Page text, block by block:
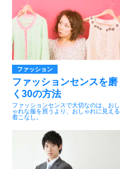
ファッション
ファッションセンスを磨
く30の方法
ファッションセンスで大切なのは、おし
ゃれな服を買うより、おしゃれに見える
着こなし。